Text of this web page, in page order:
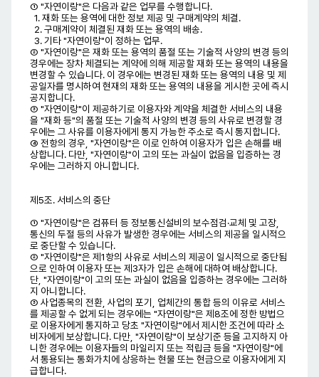
① "자연이랑"은 다음과 같은 업무를 수행합니다.
1. 재화 또는 용역에 대한 정보 제공 및 구매계약의 체결.
2. 구매계약이 체결된 재화 또는 용역의 배송.
3. 기타 "자연이랑"이 정하는 업무.
② "자연이랑"은 재화 또는 용역의 품절 또는 기술적 사양의 변경 등의
경우에는 장차 체결되는 계약에 의해 제공할 재화 또는 용역의 내용을
변경할 수 있습니다. 이 경우에는 변경된 재화 또는 용역의 내용 및 제
공일자를 명시하여 현재의 재화 또는 용역의 내용을 게시한 곳에 즉시
공지합니다.
③ "자연이랑"이 제공하기로 이용자와 계약을 체결한 서비스의 내용
을 "재화 등"의 품절 또는 기술적 사양의 변경 등의 사유로 변경할 경
우에는 그 사유를 이용자에게 통지 가능한 주소로 즉시 통지합니다.
④ 전항의 경우, "자연이랑"은 이로 인하여 이용자가 입은 손해를 배
상합니다. 다만, "자연이랑"이 고의 또는 과실이 없음을 입증하는 경
우에는 그러하지 아니합니다.
제5조. 서비스의 중단
① "자연이랑"은 컴퓨터 등 정보통신설비의 보수점검·교체 및 고장,
통신의 두절 등의 사유가 발생한 경우에는 서비스의 제공을 일시적으
로 중단할 수 있습니다.
② "자연이랑"은 제1항의 사유로 서비스의 제공이 일시적으로 중단됨
으로 인하여 이용자 또는 제3자가 입은 손해에 대하여 배상합니다.
단, "자연이랑"이 고의 또는 과실이 없음을 입증하는 경우에는 그러하
지 아니합니다.
③ 사업종목의 전환, 사업의 포기, 업체간의 통합 등의 이유로 서비스
를 제공할 수 없게 되는 경우에는 "자연이랑"은 제8조에 정한 방법으
로 이용자에게 통지하고 당초 "자연이랑"에서 제시한 조건에 따라 소
비자에게 보상합니다. 다만, "자연이랑"이 보상기준 등을 고지하지 아
니한 경우에는 이용자들의 마일리지 또는 적립금 등을 "자연이랑"에
서 통용되는 통화가치에 상응하는 현물 또는 현금으로 이용자에게 지
급합니다.